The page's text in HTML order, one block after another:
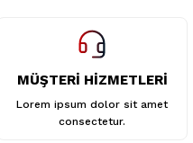
MÜŞTERİ HİZMETLERİ
Lorem ipsum dolor sit amet
consectetur.